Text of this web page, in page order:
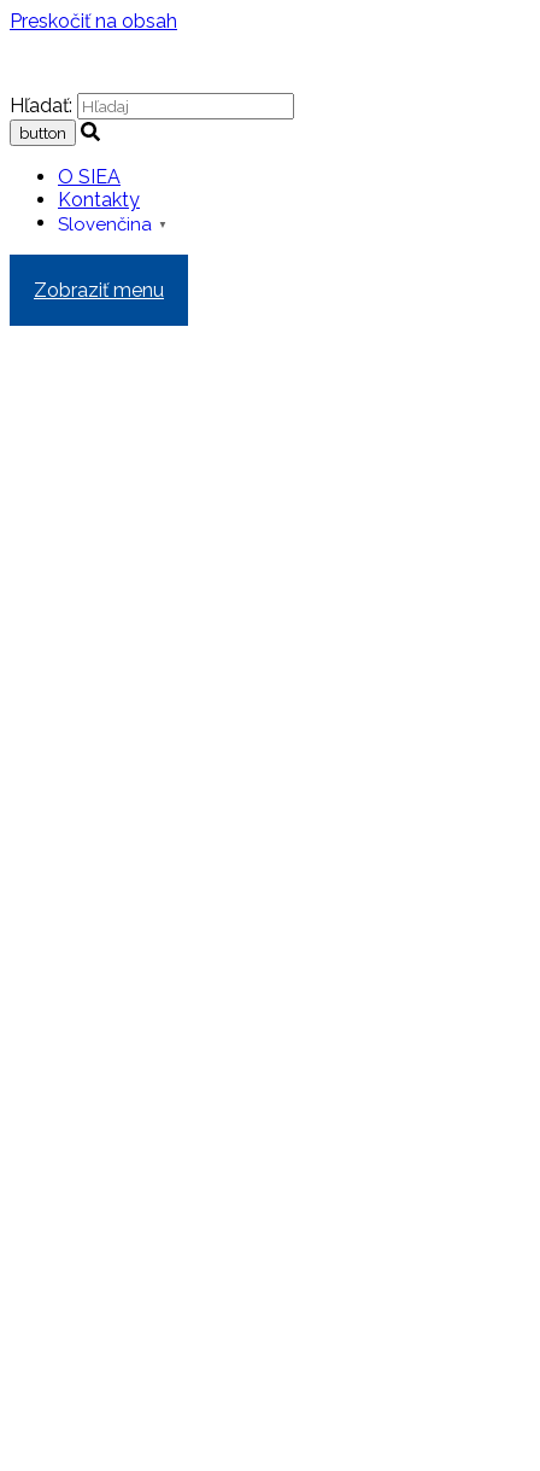
Preskočiť na obsah
Hľadať:
O SIEA
Kontakty
Slovenčina ▼
Zobraziť menu